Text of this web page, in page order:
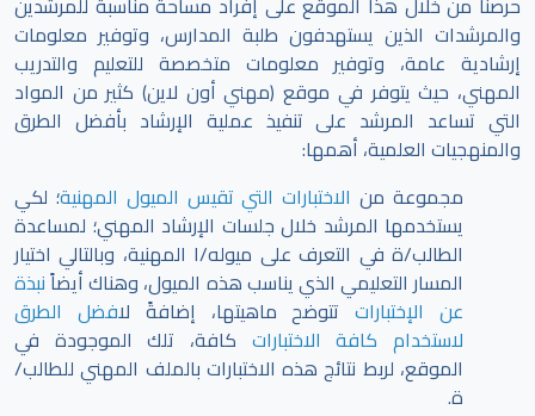
والمرشدات الذين يستهدفون طلبة المدارس، وتوفير معلومات
إرشادية عامة، وتوفير معلومات متخصصة للتعليم والتدريب
المهني، حيث يتوفر في موقع (مهني أون لاين) كثير من المواد
التي تساعد المرشد على تنفيذ عملية الإرشاد بأفضل الطرق
والمنهجيات العلمية، أهمها:
مجموعة من الاختبارات التي تقيس الميول المهنية؛ لكي
يستخدمها المرشد خلال جلسات الإرشاد المهني؛ لمساعدة
الطالب/ة في التعرف على ميوله/ا المهنية، وبالتالي اختيار
المسار التعليمي الذي يناسب هذه الميول، وهناك أيضاًنبذة
عن الإختباراتتتوضح ماهيتها، إضافةً لافضل الطرق
لاستخدام كافة الاختبارات كافة، تلك الموجودة في
الموقع، لربط نتائج هذه الاختبارات بالملف المهني للطالب/
ة.